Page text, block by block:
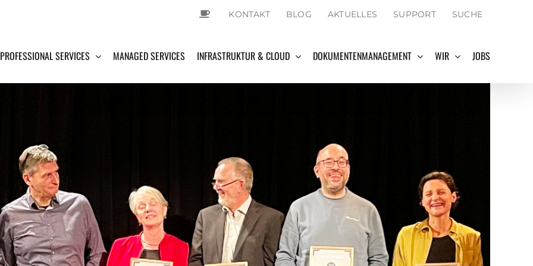
KONTAKT BLOG AKTUELLES SUPPORT SUCHE
PROFESSIONAL SERVICES MANAGED SERVICES INFRASTRUKTUR & CLOUD DOKUMENTENMANAGEMENT WIR JOBS